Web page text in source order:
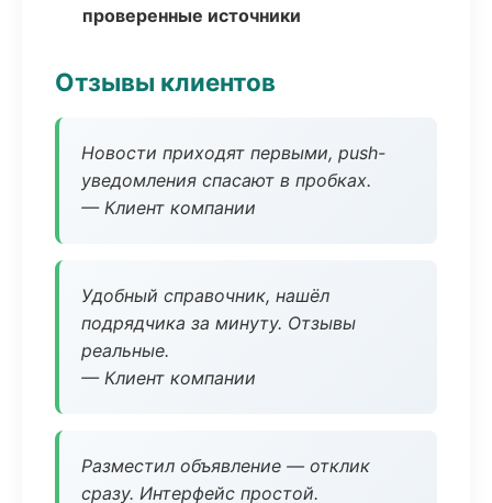
проверенные источники
Отзывы клиентов
Новости приходят первыми, push-
уведомления спасают в пробках.
— Клиент компании
Удобный справочник, нашёл
подрядчика за минуту. Отзывы
реальные.
— Клиент компании
Разместил объявление — отклик
сразу. Интерфейс простой.